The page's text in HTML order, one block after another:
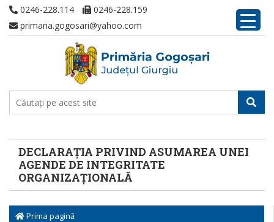
0246-228.114
0246-228.159
primaria.gogosari@yahoo.com
DECLARAȚIA PRIVIND ASUMAREA UNEI
AGENDE DE INTEGRITATE
ORGANIZAȚIONALĂ
Prima pagină